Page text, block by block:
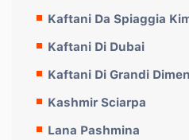
Kaftani Da Spiaggia
Kaftani Di Dubai
Kaftani Di Grandi
Kashmir Sciarpa
Lana Pashmina